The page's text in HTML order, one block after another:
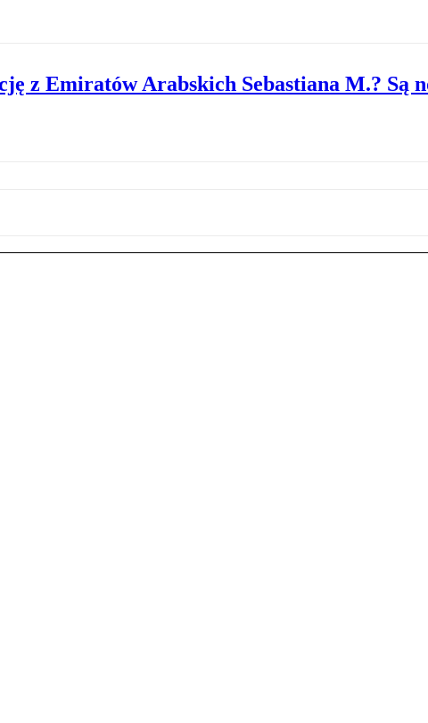
z Emiratów Arabskich Sebastiana M.? Są